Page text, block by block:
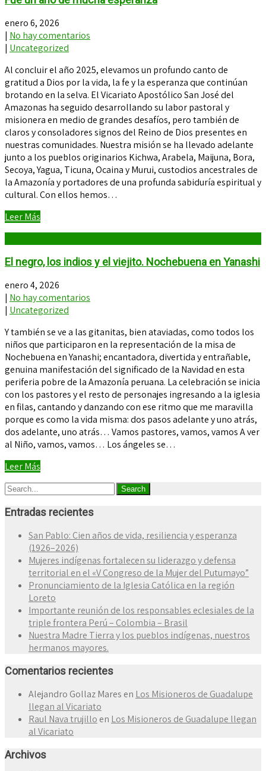
enero 6, 2026
| No hay comentarios
| Uncategorized
Al concluir el año 2025, elevamos un profundo canto de
gratitud a Dios por la vida, la fe y la esperanza que continúan
brotando en la selva. El Vicariato Apostólico San José del
Amazonas ha seguido desarrollando su labor pastoral y
misionera en medio de grandes desafíos, pero también de
claros y consoladores signos del Reino de Dios presentes en
nuestras comunidades. Nuestra misión se ha llevado adelante
junto a los pueblos originarios Kichwa, Arabela, Maijuna, Bora,
Secoya, Yagua, Ticuna, Ocaina y Murui, custodios ancestrales de
la Amazonía y portadores de una profunda sabiduría espiritual y
cultural. Con ellos hemos…
Leer Más
El negro, los indios y el viejito. Nochebuena en Yanashi
enero 4, 2026
| No hay comentarios
| Uncategorized
Y también se ve a las gitanitas, bien ataviadas, como todos los
niños que participaron en la representación de la misa de
Nochebuena en Yanashi; encantadora, divertida y entrañable,
genuina manifestación del significado de la Navidad en esta
periferia pobre de la Amazonía peruana. La celebración se inicia
con los pastores y el resto de personajes ingresando a la iglesia
en filas, cantando y danzando con ese ritmo que me maravilla
porque es como la vida misma: dos pasos adelante y uno atrás,
dos adelante, uno atrás… Vamos pastores, vamos, vamos A ver
al Niño, vamos, vamos… Los ángeles se…
Leer Más
Entradas recientes
San Pablo: Cien años de vida, resiliencia y esperanza
(1926–2026)
Mujeres indígenas fortalecen su liderazgo y defensa
territorial en el «V Congreso de la Mujer del Putumayo”
Pronunciamiento de la Iglesia Católica en la región
Loreto
Importante reunión de los responsables eclesiales de la
triple frontera Perú – Colombia – Brasil
Nuestra Madre Tierra y los pueblos indígenas, nuestros
hermanos mayores.
Comentarios recientes
Alejandro Gollaz Mares en Los Misioneros de Guadalupe
llegan al Vicariato
Raul Nava trujillo en Los Misioneros de Guadalupe llegan
al Vicariato
Archivos